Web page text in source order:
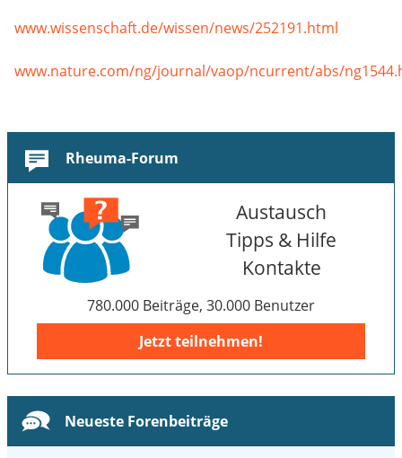
www.wissenschaft.de/wissen/news/252191.html
www.nature.com/ng/journal/vaop/ncurrent/abs/
Rheuma-Forum
Austausch
Tipps & Hilfe
Kontakte
780.000 Beiträge, 30.000 Benutzer
Jetzt teilnehmen!
Neueste Forenbeiträge